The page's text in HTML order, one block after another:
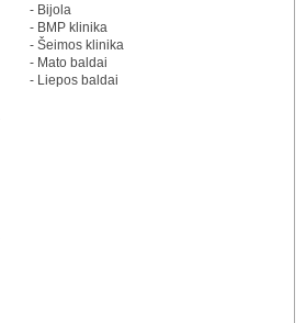
- Bijola
- BMP klinika
- Šeimos klinika
- Mato baldai
- Liepos baldai